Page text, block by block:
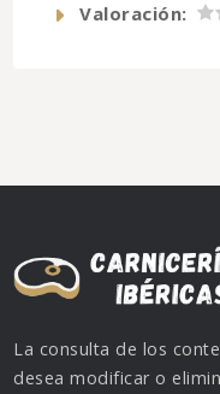
Valoración:
La consulta de los
desea modificar o